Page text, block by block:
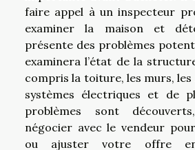
faire appel à un inspecteur
examiner la maison et
présente des problèmes
examinera l’état de la
compris la toiture, les murs,
systèmes électriques et de
problèmes sont
négocier avec le vendeur
ou ajuster votre offre en